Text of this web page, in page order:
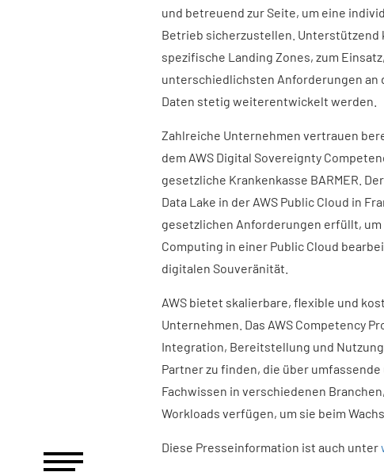
und betreuend zur Seite, um eine
Betrieb sicherzustellen. Unterstützend
spezifische Landing Zones, zum
unterschiedlichsten Anforderungen an
Daten stetig weiterentwickelt werden.
Zahlreiche Unternehmen vertrauen
dem AWS Digital Sovereignty
gesetzliche Krankenkasse BARMER.
Data Lake in der AWS Public Cloud in
gesetzlichen Anforderungen erfüllt,
Computing in einer Public Cloud
digitalen Souveränität.
AWS bietet skalierbare, flexible und
Unternehmen. Das AWS Competency
Integration, Bereitstellung und
Partner zu finden, die über
Fachwissen in verschiedenen
Workloads verfügen, um sie beim
Diese Presseinformation ist auch unter